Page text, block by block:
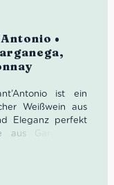
•
ist ein
Weißwein aus
Eleganz perfekt
Garganega,
und
samtigen